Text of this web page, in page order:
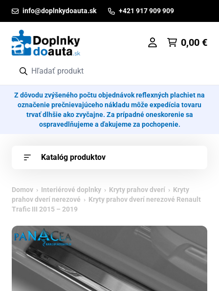
info@doplnkydoauta.sk +421 917 909 909
0,00 €
Z dôvodu zvýšeného počtu objednávok reflexných plachiet na
označenie prečnievajúceho nákladu môže expedícia tovaru
trvať dlhšie ako zvyčajne. Za prípadné oneskorenie sa
ospravedlňujeme a ďakujeme za pochopenie.
Katalóg produktov
Domov › Interiérové doplnky › Kryty prahov dverí › Kryty
prahov dverí nerezové › Kryty prahov dverí nerezové Renault
Trafic III 2015 – 2019